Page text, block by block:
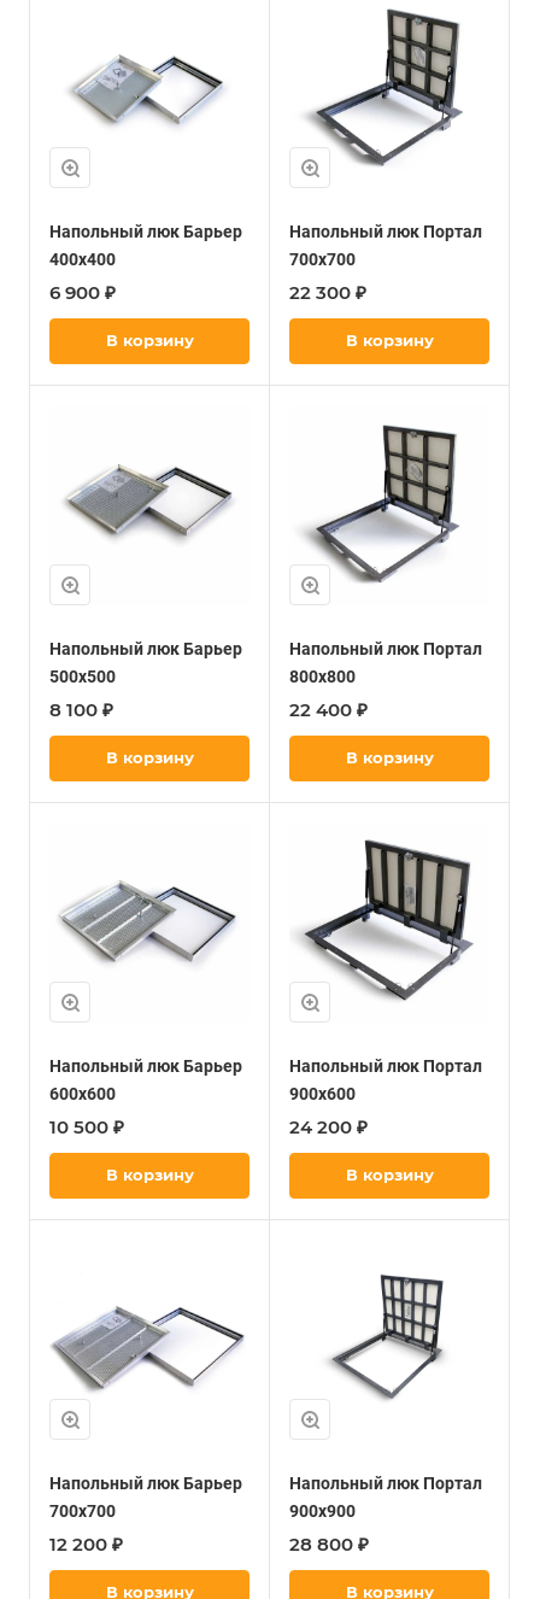
Напольный люк Барьер
400х400
6 900 ₽
В корзину
Напольный люк Портал
700х700
22 300 ₽
В корзину
Напольный люк Барьер
500х500
8 100 ₽
В корзину
Напольный люк Портал
800х800
22 400 ₽
В корзину
Напольный люк Барьер
600х600
10 500 ₽
В корзину
Напольный люк Портал
900х600
24 200 ₽
В корзину
Напольный люк Барьер
700х700
12 200 ₽
В корзину
Напольный люк Портал
900х900
28 800 ₽
В корзину